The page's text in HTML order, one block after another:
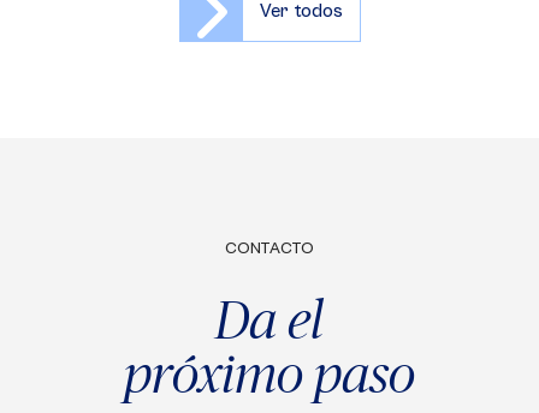
Ver todos
CONTACTO
Da el
próximo paso